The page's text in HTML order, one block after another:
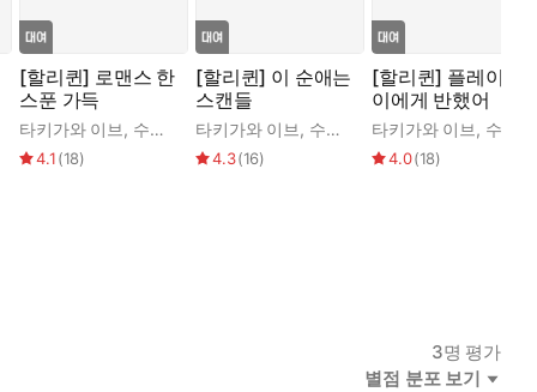
[할리퀸] 로맨스 한
스푼 가득
타키가와 이브, 수잔 맬러리
4.1(18)
[할리퀸] 이 순애는
스캔들
타키가와 이브, 수잔 맬러리
4.3(16)
[할리퀸] 플레이보
이에게 반했어
타키가와 이브, 수잔 맬러리
4.0(18)
3명 평가
별점 분포 보기